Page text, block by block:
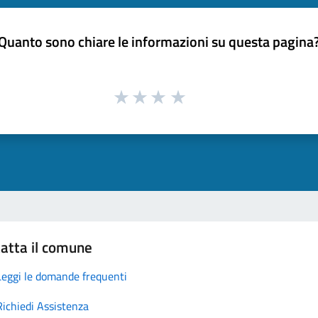
sono chiare le informazioni su questa
il comune
le domande frequenti
Assistenza